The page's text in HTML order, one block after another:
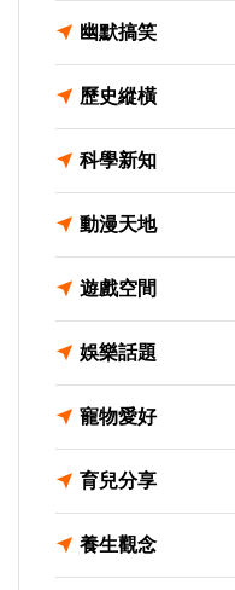
幽默搞笑
歷史縱橫
科學新知
動漫天地
遊戲空間
娛樂話題
寵物愛好
育兒分享
養生觀念